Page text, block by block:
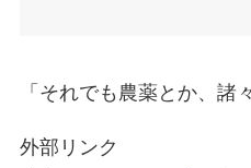
「それでも農薬とか、
外部リンク